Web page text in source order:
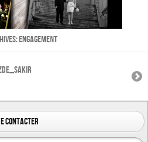
engagement
contacter